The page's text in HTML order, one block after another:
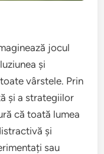
jocul
și
vârstele. Prin
și a strategiilor
că toată lumea
și
sau